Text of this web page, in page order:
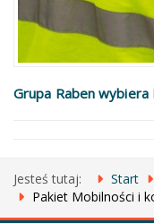
Grupa Raben wybiera
Jesteś tutaj: Start
Pakiet Mobilności i